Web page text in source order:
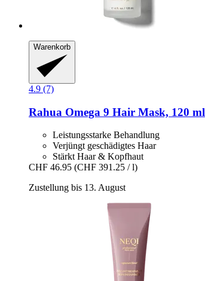
Warenkorb
4.9 (7)
Rahua Omega 9 Hair Mask, 120 ml
Leistungsstarke Behandlung
Verjüngt geschädigtes Haar
Stärkt Haar & Kopfhaut
CHF 46.95 (CHF 391.25 / l)
Zustellung bis 13. August